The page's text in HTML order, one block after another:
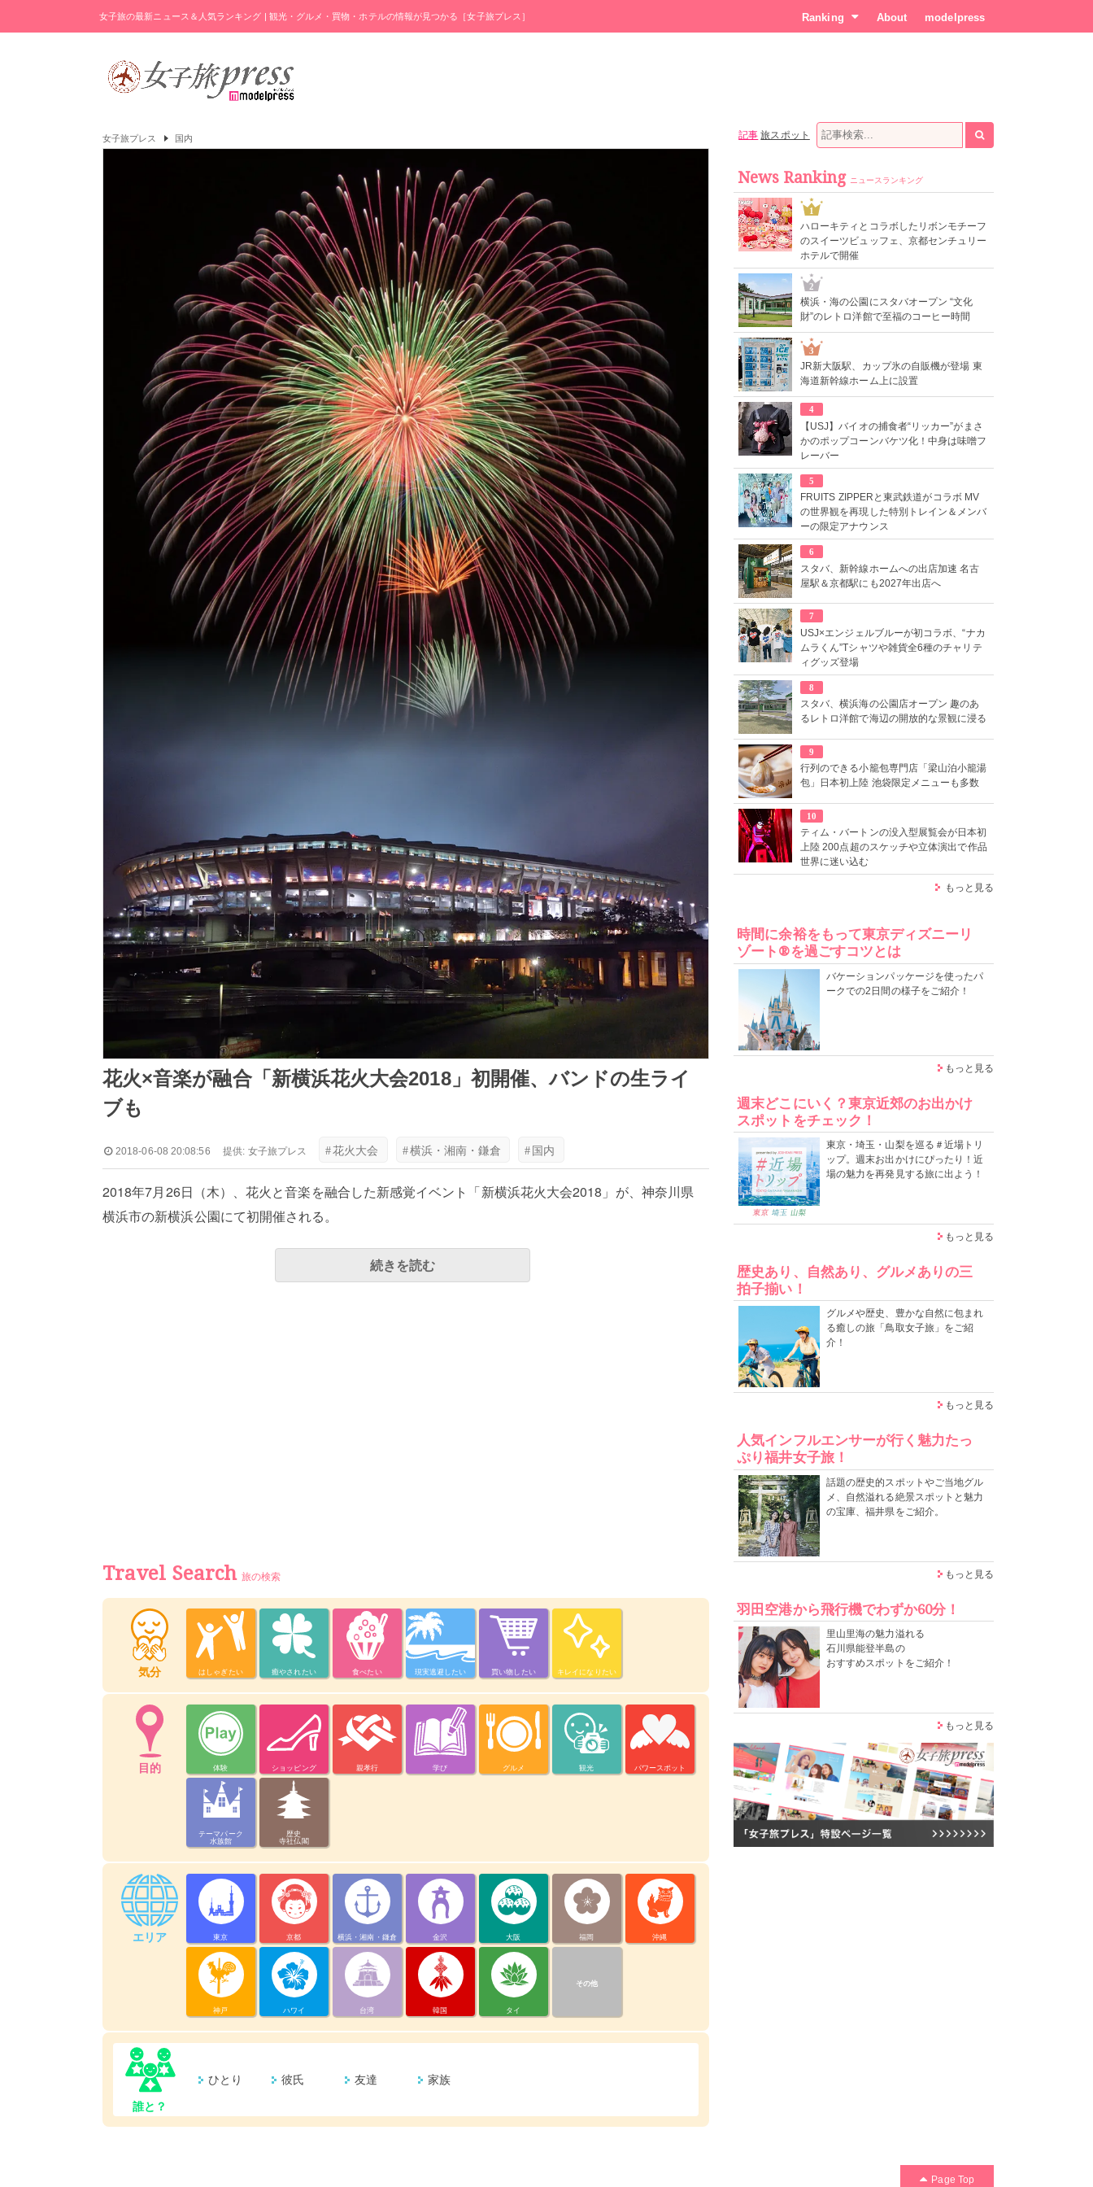
女子旅の最新ニュース＆人気ランキング | 観光・グルメ・買物・ホテルの情報が見つかる［女子旅プレス］ Ranking About modelpress
女子旅プレス 国内
花火×音楽が融合「新横浜花火大会2018」初開催、バンドの生ライ
ブも
2018-06-08 20:08:56 提供: 女子旅プレス #花火大会 #横浜・湘南・鎌倉 # 国内
2018年7月26日（木）、花火と音楽を融合した新感覚イベント「新横浜花火大会2018」が、神奈川県
横浜市の新横浜公園にて初開催される。
続きを読む
Travel Search 旅の検索
気分 はしゃぎたい 癒やされたい 食べたい 現実逃避したい 買い物したい キレイになりたい
目的 体験 ショッピング 親孝行 学び グルメ 観光 パワースポット
テーマパーク
水族館
歴史
寺社仏閣
エリア 東京 京都 横浜・湘南・鎌倉 金沢 大阪 福岡 沖縄
神戸 ハワイ 台湾 韓国 タイ
その他
誰と？
ひとり 彼氏 友達 家族
記事 旅スポット
News Ranking ニュースランキング
1
ハローキティとコラボしたリボンモチーフ
のスイーツビュッフェ、京都センチュリー
ホテルで開催
2
横浜・海の公園にスタバオープン “文化
財”のレトロ洋館で至福のコーヒー時間
3
JR新大阪駅、カップ氷の自販機が登場 東
海道新幹線ホーム上に設置
4
【USJ】バイオの捕食者“リッカー”がまさ
かのポップコーンバケツ化！中身は味噌フ
レーバー
5
FRUITS ZIPPERと東武鉄道がコラボ MV
の世界観を再現した特別トレイン＆メンバ
ーの限定アナウンス
6
スタバ、新幹線ホームへの出店加速 名古
屋駅＆京都駅にも2027年出店へ
7
USJ×エンジェルブルーが初コラボ、“ナカ
ムラくん”Tシャツや雑貨全6種のチャリテ
ィグッズ登場
8
スタバ、横浜海の公園店オープン 趣のあ
るレトロ洋館で海辺の開放的な景観に浸る
9
行列のできる小籠包専門店「梁山泊小籠湯
包」日本初上陸 池袋限定メニューも多数
10
ティム・バートンの没入型展覧会が日本初
上陸 200点超のスケッチや立体演出で作品
世界に迷い込む
もっと見る
時間に余裕をもって東京ディズニーリ
ゾート®を過ごすコツとは
バケーションパッケージを使ったパ
ークでの2日間の様子をご紹介！
もっと見る
週末どこにいく？東京近郊のお出かけ
スポットをチェック！
東京・埼玉・山梨を巡る＃近場トリ
ップ。週末お出かけにぴったり！近
場の魅力を再発見する旅に出よう！
もっと見る
歴史あり、自然あり、グルメありの三
拍子揃い！
グルメや歴史、豊かな自然に包まれ
る癒しの旅「鳥取女子旅」をご紹
介！
もっと見る
人気インフルエンサーが行く魅力たっ
ぷり福井女子旅！
話題の歴史的スポットやご当地グル
メ、自然溢れる絶景スポットと魅力
の宝庫、福井県をご紹介。
もっと見る
羽田空港から飛行機でわずか60分！
里山里海の魅力溢れる
石川県能登半島の
おすすめスポットをご紹介！
もっと見る
Page Top